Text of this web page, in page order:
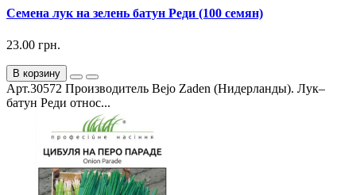
Семена лук на зелень батун Реди (100 семян)
23.00 грн.
В корзину
Арт.30572 Производитель Bejo Zaden (Нидерланды). Лук–
батун Реди относ...